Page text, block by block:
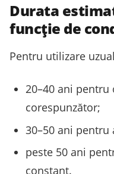
Durata
funcție de
Pentru utilizare
20–40 ani
corespunzător;
30–50 ani
peste 50 ani
constant.